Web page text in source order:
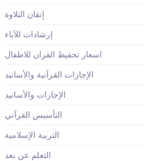
إتقان التلاوة
إرشادات للآباء
اسعار تحفيظ القران للاطفال
الإجازات القرآنية والأسانيد
الإجازات والأسانيد
التأسيس القرآني
التربية الإسلامية
التعلم عن بعد